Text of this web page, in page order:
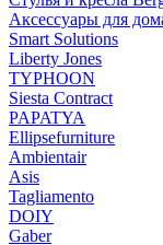
Аксессуары для
Smart Solutions
Liberty Jones
TYPHOON
Siesta Contract
PAPATYA
Ellipsefurniture
Ambientair
Asis
Tagliamento
DOIY
Gaber